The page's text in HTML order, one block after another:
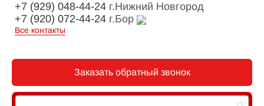
+7 (929) 048-44-24 г.Нижний Новгород
+7 (920) 072-44-24 г.Бор
Все контакты
Заказать обратный звонок